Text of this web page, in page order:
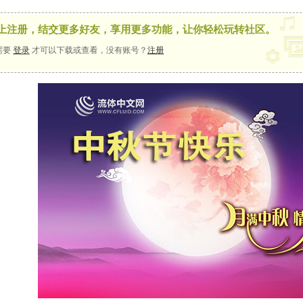
注册，结交更多好友，享用更多功能，让你轻松玩转社区。
要 登录 才可以下载或查看，没有账号？ 注册